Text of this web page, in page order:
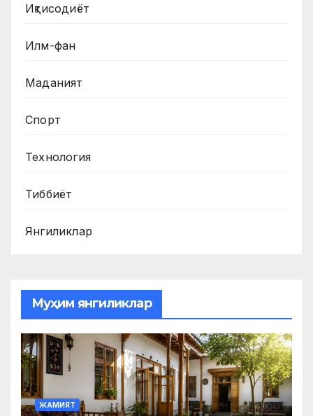
Иқтисодиёт
Илм-фан
Маданият
Спорт
Технология
Тиббиёт
Янгиликлар
Муҳим янгиликлар
ЖАМИЯТ